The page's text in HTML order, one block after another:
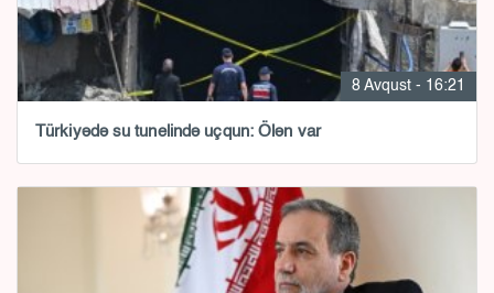
8 Avqust - 16:21
Türkiyədə su tunelində uçqun: Ölən var